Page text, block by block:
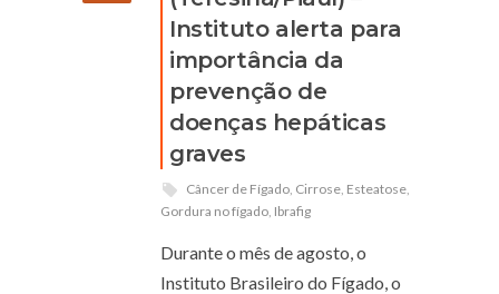
Instituto alerta para
importância da
prevenção de
doenças hepáticas
graves
Câncer de Fígado, Cirrose, Esteatose,
Gordura no fígado, Ibrafig
Durante o mês de agosto, o
Instituto Brasileiro do Fígado, o